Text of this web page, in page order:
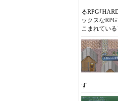
るRPG｢
ックスな
こまれてい
す